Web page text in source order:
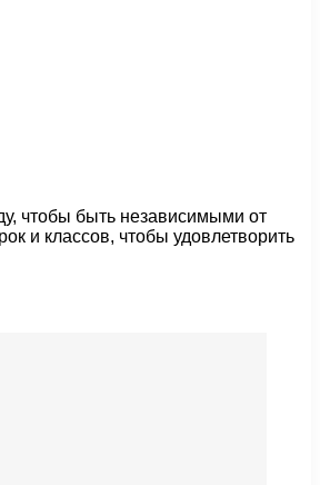
чтобы быть независимыми от
и классов, чтобы удовлетворить